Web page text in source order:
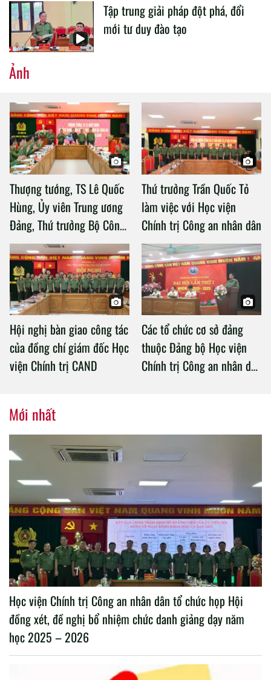
Tập trung giải pháp đột phá, đổi
mới tư duy đào tạo
Ảnh
Thượng tướng, TS Lê Quốc
Hùng, Ủy viên Trung ương
Đảng, Thứ trưởng Bộ Công
an làm việc với Học viện
Chính trị Công an nhân dân
Thứ trưởng Trần Quốc Tỏ
làm việc với Học viện
Chính trị Công an nhân dân
Hội nghị bàn giao công tác
của đồng chí giám đốc Học
viện Chính trị CAND
Các tổ chức cơ sở đảng
thuộc Đảng bộ Học viện
Chính trị Công an nhân dân
Mới nhất
Học viện Chính trị Công an nhân dân tổ chức họp Hội
đồng xét, đề nghị bổ nhiệm chức danh giảng dạy năm
học 2025 – 2026